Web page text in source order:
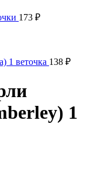
173 ₽
1 веточка 138 ₽
1